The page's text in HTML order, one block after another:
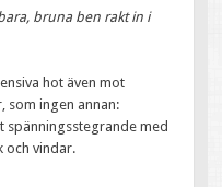
bruna ben rakt in i
hot även mot
som ingen annan:
spänningsstegrande med
och vindar.